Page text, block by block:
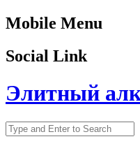
Mobile Menu
Social Link
Элитный